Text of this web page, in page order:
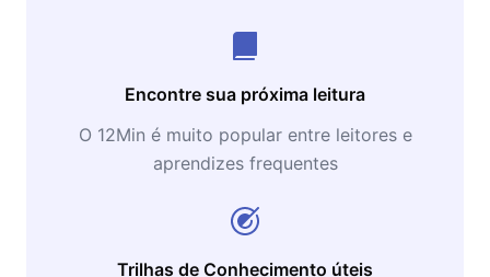
Encontre sua próxima leitura
O 12Min é muito popular entre leitores e
aprendizes frequentes
Trilhas de Conhecimento úteis